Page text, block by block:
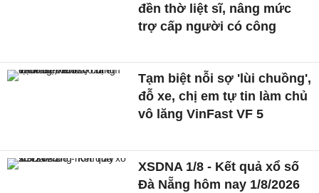
đền thờ liệt sĩ, nâng mức
trợ cấp người có công
Tạm biệt nỗi sợ 'lùi chuồng',
đỗ xe, chị em tự tin làm chủ
vô lăng VinFast VF 5
XSDNA 1/8 - Kết quả xổ số
Đà Nẵng hôm nay 1/8/2026